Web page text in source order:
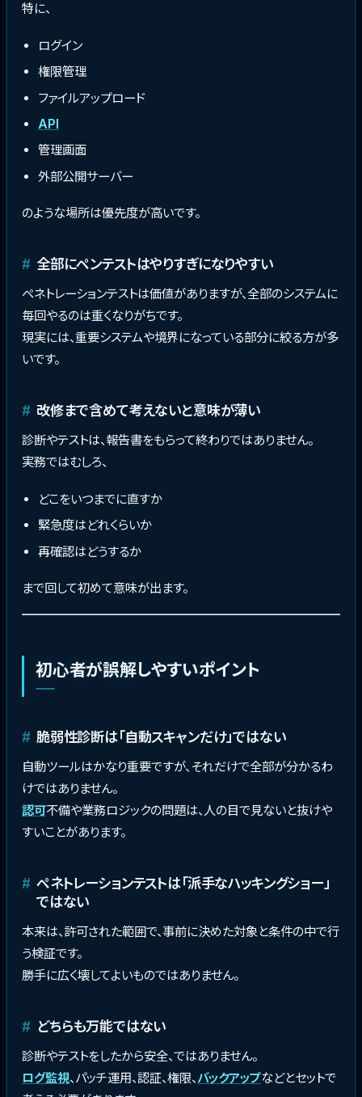
特に、
ログイン
権限管理
ファイルアップロード
API
管理画面
外部公開サーバー
のような場所は優先度が高いです。
全部にペンテストはやりすぎになりやすい
ペネトレーションテストは価値がありますが、全部のシステムに
毎回やるのは重くなりがちです。
現実には、重要システムや境界になっている部分に絞る方が多
いです。
改修まで含めて考えないと意味が薄い
診断やテストは、報告書をもらって終わりではありません。
実務ではむしろ、
どこをいつまでに直すか
緊急度はどれくらいか
再確認はどうするか
まで回して初めて意味が出ます。
初心者が誤解しやすいポイント
脆弱性診断は「自動スキャンだけ」ではない
自動ツールはかなり重要ですが、それだけで全部が分かるわ
けではありません。
認可不備や業務ロジックの問題は、人の目で見ないと抜けや
すいことがあります。
ペネトレーションテストは「派手なハッキングショー」
ではない
本来は、許可された範囲で、事前に決めた対象と条件の中で行
う検証です。
勝手に広く壊してよいものではありません。
どちらも万能ではない
診断やテストをしたから安全、ではありません。
ログ監視、パッチ運用、認証、権限、バックアップなどとセットで